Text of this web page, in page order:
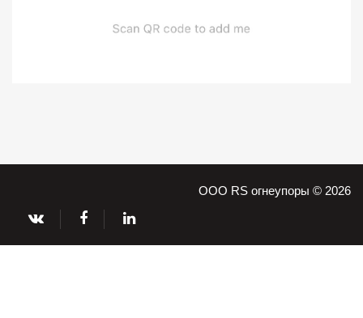
ООО RS огнеупоры © 2026